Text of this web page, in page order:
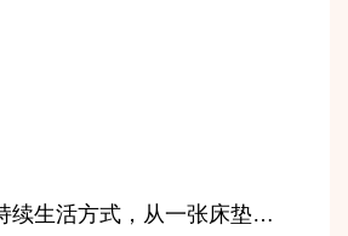
宜奥家居 | 可持续生活方式，从一张床垫开始